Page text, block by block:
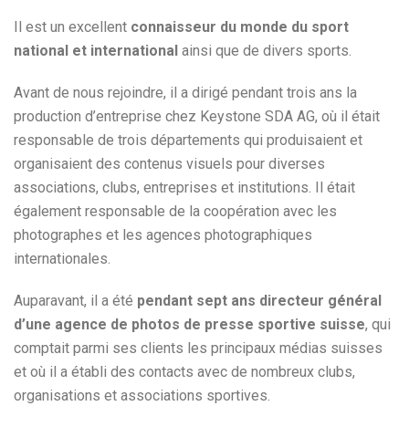
Il est un excellent connaisseur du monde du sport
national et international ainsi que de divers sports.
Avant de nous rejoindre, il a dirigé pendant trois ans la
production d’entreprise chez Keystone SDA AG, où il était
responsable de trois départements qui produisaient et
organisaient des contenus visuels pour diverses
associations, clubs, entreprises et institutions. Il était
également responsable de la coopération avec les
photographes et les agences photographiques
internationales.
Auparavant, il a été pendant sept ans directeur général
d’une agence de photos de presse sportive suisse, qui
comptait parmi ses clients les principaux médias suisses
et où il a établi des contacts avec de nombreux clubs,
organisations et associations sportives.